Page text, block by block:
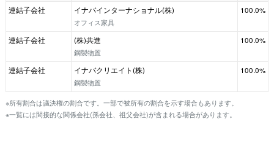
連結子会社
イナバインターナショナル(株)
オフィス家具
100.0%
連結子会社
(株)共進
鋼製物置
100.0%
連結子会社
イナバクリエイト(株)
鋼製物置
100.0%
※所有割合は議決権の割合です。一部で被所有の割合を示す場合もあります。
※一覧には間接的な関係会社(孫会社、祖父会社)が含まれる場合があります。